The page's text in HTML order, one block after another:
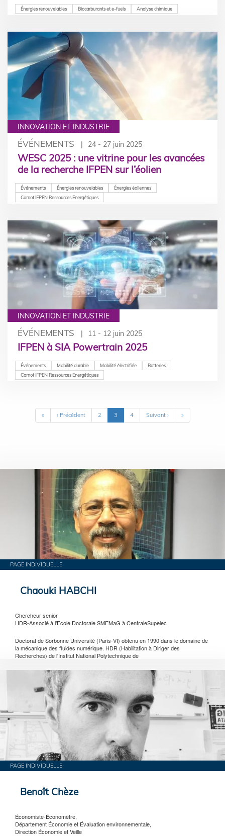
Énergies renouvelables Biocarburants et e-fuels Analyse chimique
INNOVATION ET INDUSTRIE
ÉVÉNEMENTS 24 - 27 juin 2025
WESC 2025 : une vitrine pour les avancées
de la recherche IFPEN sur l’éolien
Événements Énergies renouvelables
Énergies éoliennes
Carnot IFPEN Ressources Energétiques
INNOVATION ET INDUSTRIE
ÉVÉNEMENTS 11 - 12 juin 2025
IFPEN à SIA Powertrain 2025
Événements Mobilité durable Mobilité électrifiée
Batteries
Carnot IFPEN Ressources Energétiques
Pagination
Première
page
«
Page
précédente
‹ Précédent Page
2
Page
courante
3 Page
4
Page
suivante
Suivant ›
Dernière
page
»
PAGE INDIVIDUELLE
Chaouki HABCHI
Chercheur senior
HDR-Associé à l’Ecole Doctorale SMEMaG à CentraleSupelec
Doctorat de Sorbonne Université (Paris-VI) obtenu en 1990 dans le domaine de
la mécanique des fluides numérique. HDR (Habilitation à Diriger des
Recherches) de l'Institut National Polytechnique de
PAGE INDIVIDUELLE
Benoît Chèze
Économiste-Économètre,
Département Économie et Évaluation environnementale,
Direction Économie et Veille